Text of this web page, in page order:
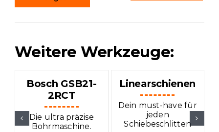
Weitere Werkzeuge:
Bosch GSB21-
2RCT
Die ultra präzise
Bohrmaschine.
Linearschienen
Dein must-have für
jeden
Schiebeschlitten